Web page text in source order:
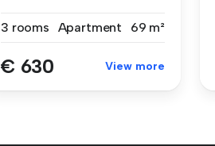
3 rooms Apartment 69 m²
€ 630 View more